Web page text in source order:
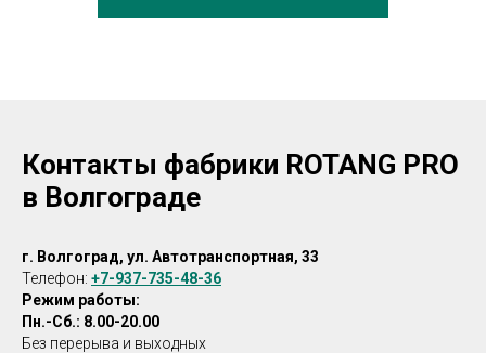
Контакты фабрики ROTANG PRO
в Волгограде
г. Волгоград, ул. Автотранспортная, 33
Телефон: +7-937-735-48-36
Режим работы:
Пн.-Сб.: 8.00-20.00
Без перерыва и выходных